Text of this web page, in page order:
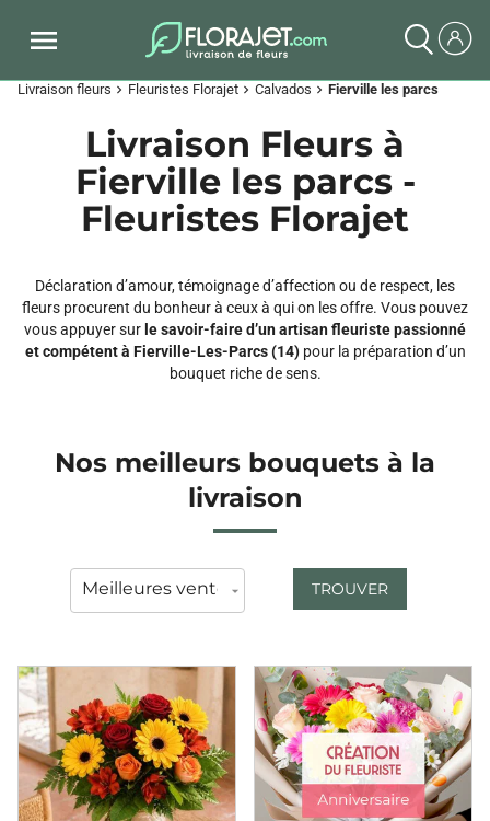
Livraison fleurs chevron_right Fleuristes Florajet chevron_right Calvados chevron_right Fierville les parcs
Livraison Fleurs à
Fierville les parcs -
Fleuristes Florajet
Déclaration d’amour, témoignage d’affection ou de respect, les
fleurs procurent du bonheur à ceux à qui on les offre. Vous pouvez
vous appuyer sur le savoir-faire d’un artisan fleuriste passionné
et compétent à Fierville-Les-Parcs (14)pour la préparation d’un
bouquet riche de sens.
Nos meilleurs bouquets à la
livraison
TROUVER